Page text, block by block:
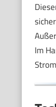
Im